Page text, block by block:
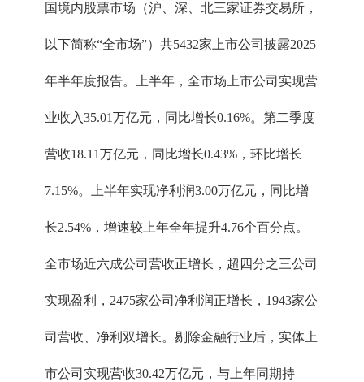
国境内股票市场（沪、深、北三家证券交易所，
以下简称“全市场”）共5432家上市公司披露2025
年半年度报告。上半年，全市场上市公司实现营
业收入35.01万亿元，同比增长0.16%。第二季度
营收18.11万亿元，同比增长0.43%，环比增长
7.15%。上半年实现净利润3.00万亿元，同比增
长2.54%，增速较上年全年提升4.76个百分点。
全市场近六成公司营收正增长，超四分之三公司
实现盈利，2475家公司净利润正增长，1943家公
司营收、净利双增长。剔除金融行业后，实体上
市公司实现营收30.42万亿元，与上年同期持